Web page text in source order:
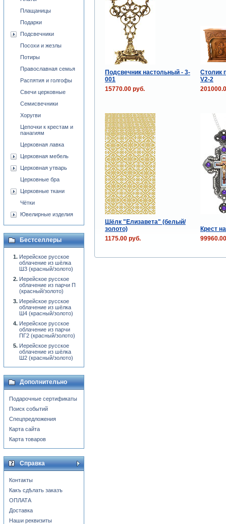
Подсвечник настольный - 3-
001
Столик
V2-2
15770.00 руб.
Шёлк "Елизавета" (белый/
золото)
Крест
1175.00 руб.
Плащаницы
Подарки
Подсвечники
Посохи и жезлы
Потиры
Православная семья
Распятия и голгофы
Свечи церковные
Семисвечники
Хоругви
Цепочки к крестам и
панагиям
Церковная лавка
Церковная мебель
Церковная утварь
Церковные бра
Церковные ткани
Чётки
Ювелирные изделия
Бестселлеры
Иерейское русское
облачение из шёлка
Ш3 (красный/золото)
Иерейское русское
облачение из парчи П
(красный/золото)
Иерейское русское
облачение из шёлка
Ш4 (красный/золото)
Иерейское русское
облачение из парчи
ПГ2 (красный/золото)
Иерейское русское
облачение из шёлка
Ш2 (красный/золото)
Дополнительно
Подарочные сертификаты
Поиск событий
Спецпредложения
Карта сайта
Карта товаров
Справка
Контакты
Какъ сдѣлать заказъ
ОПЛАТА
Доставка
Наши реквизиты